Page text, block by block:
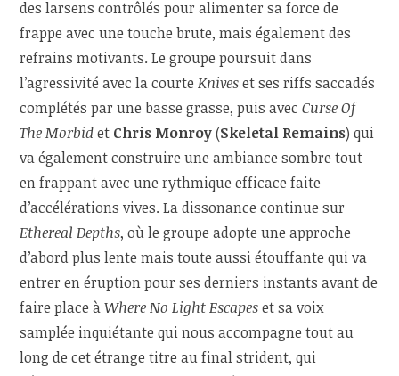
des larsens contrôlés pour alimenter sa force de
frappe avec une touche brute, mais également des
refrains motivants. Le groupe poursuit dans
l’agressivité avec la courteKniveset ses riffs saccadés
complétés par une basse grasse, puis avecCurse Of
The Morbidet Chris Monroy(Skeletal Remains) qui
va également construire une ambiance sombre tout
en frappant avec une rythmique efficace faite
d’accélérations vives. La dissonance continue sur
Ethereal Depths, où le groupe adopte une approche
d’abord plus lente mais toute aussi étouffante qui va
entrer en éruption pour ses derniers instants avant de
faire place àWhere No Light Escapeset sa voix
samplée inquiétante qui nous accompagne tout au
long de cet étrange titre au final strident, qui